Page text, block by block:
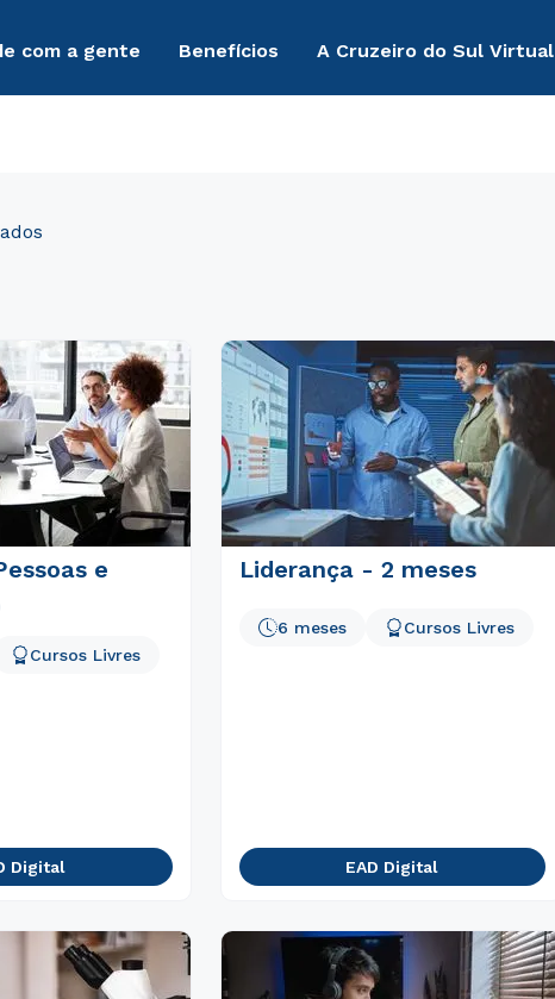
com a gente Benefícios A Cruzeiro do Sul Virtual
e
Cursos Livres
Digital
Liderança - 2 meses
6 meses Cursos Livres
EAD Digital